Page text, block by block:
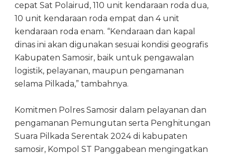
cepat Sat Polairud, 110 unit kendaraan roda dua,
10 unit kendaraan roda empat dan 4 unit
kendaraan roda enam. “Kendaraan dan kapal
dinas ini akan digunakan sesuai kondisi geografis
Kabupaten Samosir, baik untuk pengawalan
logistik, pelayanan, maupun pengamanan
selama Pilkada,” tambahnya.
Komitmen Polres Samosir dalam pelayanan dan
pengamanan Pemungutan serta Penghitungan
Suara Pilkada Serentak 2024 di kabupaten
samosir, Kompol ST Panggabean mengingatkan